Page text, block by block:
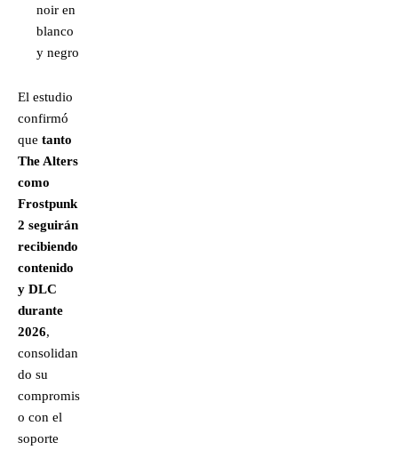
noir en
blanco
y negro
El estudio
confirmó
que tanto
The Alters
como
Frostpunk
2 seguirán
recibiendo
contenido
y DLC
durante
2026,
consolidan
do su
compromis
o con el
soporte